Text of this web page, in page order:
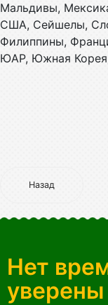
Мальдивы,
США, Сейшелы,
Филиппины,
ЮАР, Южная
Назад
Нет